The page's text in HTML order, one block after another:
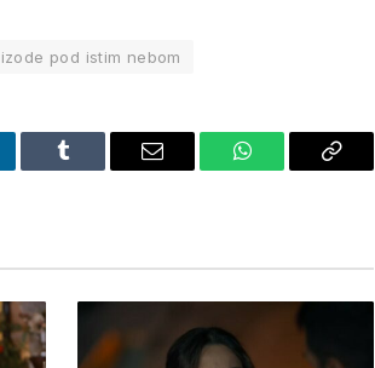
pod istim nebom
Tumblr Email WhatsAppCopy